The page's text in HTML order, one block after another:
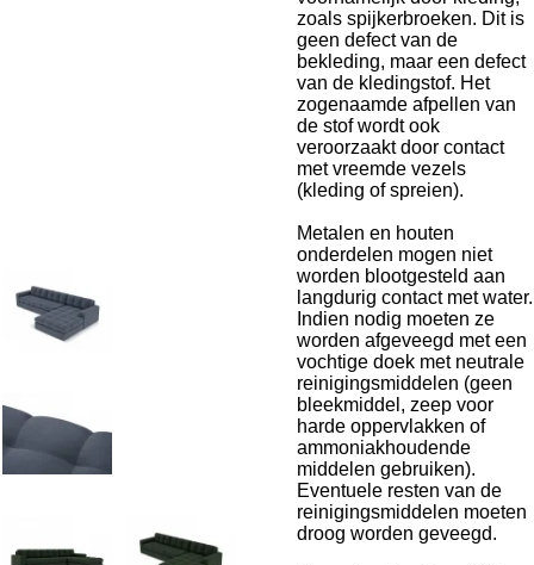
zoals spijkerbroeken. Dit is
geen defect van de
bekleding, maar een defect
van de kledingstof. Het
zogenaamde afpellen van
de stof wordt ook
veroorzaakt door contact
met vreemde vezels
(kleding of spreien).
Metalen en houten
onderdelen mogen niet
worden blootgesteld aan
langdurig contact met water.
Indien nodig moeten ze
worden afgeveegd met een
vochtige doek met neutrale
reinigingsmiddelen (geen
bleekmiddel, zeep voor
harde oppervlakken of
ammoniakhoudende
middelen gebruiken).
Eventuele resten van de
reinigingsmiddelen moeten
droog worden geveegd.